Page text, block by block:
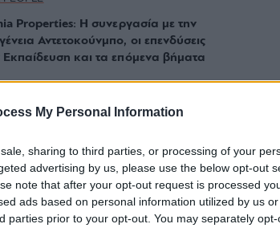
My Personal Information
sharing to third parties, or processing of your
advertising by us, please use the below opt-out
note that after your opt-out request is processed
ads based on personal information utilized by us
parties prior to your opt-out. You may separately
Properties: Η συνεργασία με την
Αντετοκούνμπο, οι επενδύσεις
Εκπαίδευση και τα επόμενα βήματα